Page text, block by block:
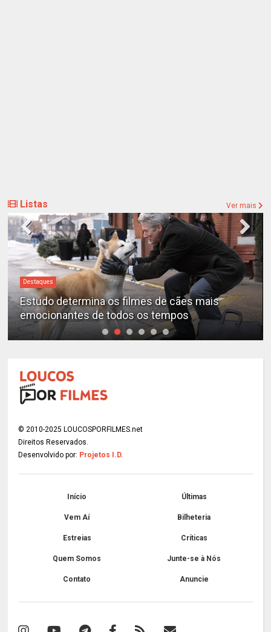
Listas Ver mais
mais
Destaques
“A Entidade” é o filme de terror
de todos os tempos, segundo a
© 2010-2025 LOUCOSPORFILMES.net
Direitos Reservados.
Desenvolvido por: Projetos I.D.
Início Últimas
Vem Aí Bilheteria
Estreias Críticas
Quem Somos Junte-se à Nós
Contato Anuncie